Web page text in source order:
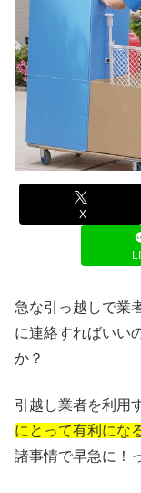
X
急な引っ越しで業
に連絡すればいい
か？
引越し業者を利用
にとって有利にな
諸事情で早急に！